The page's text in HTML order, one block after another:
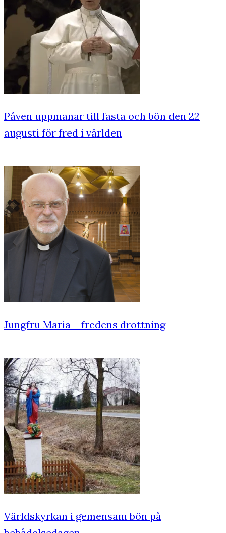
Påven uppmanar till fasta och bön den 22
augusti för fred i världen
Jungfru Maria – fredens drottning
Världskyrkan i gemensam bön på